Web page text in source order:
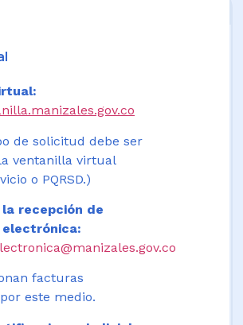
de solicitud debe ser
ventanilla virtual
o PQRSD.)
recepción de
facturas
este medio.